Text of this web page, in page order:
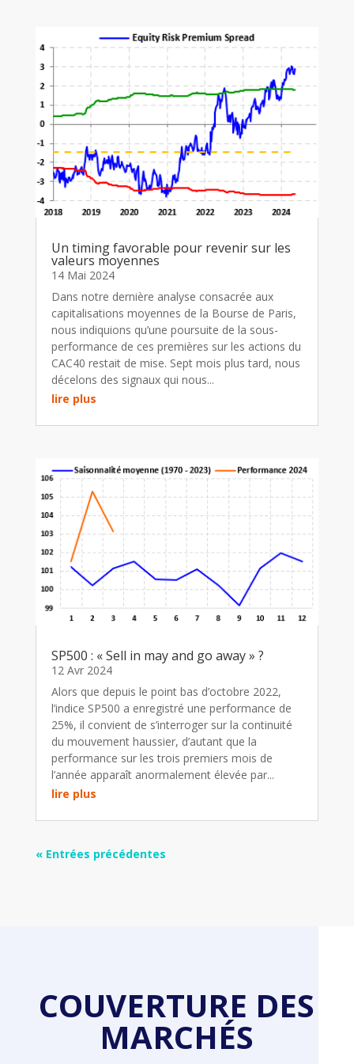
Un timing favorable pour revenir sur les
valeurs moyennes
14 Mai 2024
Dans notre dernière analyse consacrée aux
capitalisations moyennes de la Bourse de Paris,
nous indiquions qu’une poursuite de la sous-
performance de ces premières sur les actions du
CAC40 restait de mise. Sept mois plus tard, nous
décelons des signaux qui nous...
lire plus
SP500 : « Sell in may and go away » ?
12 Avr 2024
Alors que depuis le point bas d’octobre 2022,
l’indice SP500 a enregistré une performance de
25%, il convient de s’interroger sur la continuité
du mouvement haussier, d’autant que la
performance sur les trois premiers mois de
l’année apparaît anormalement élevée par...
lire plus
« Entrées précédentes
COUVERTURE DES
MARCHÉS